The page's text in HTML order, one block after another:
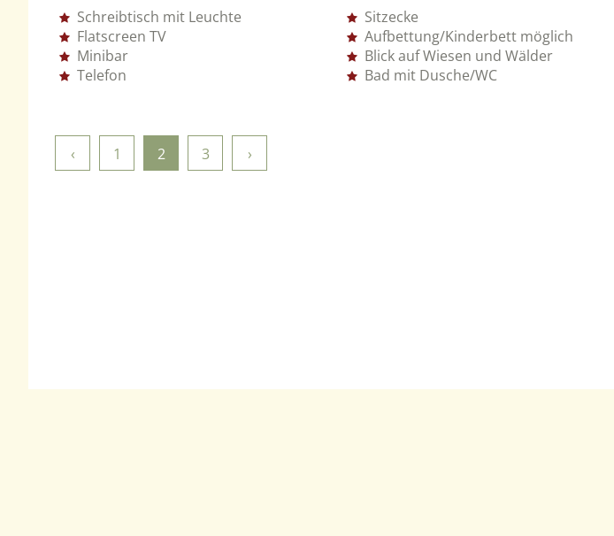
Schreibtisch mit Leuchte
Flatscreen TV
Minibar
Telefon
Sitzecke
Aufbettung/Kinderbett möglich
Blick auf Wiesen und Wälder
Bad mit Dusche/WC
‹ 1 2 3 ›